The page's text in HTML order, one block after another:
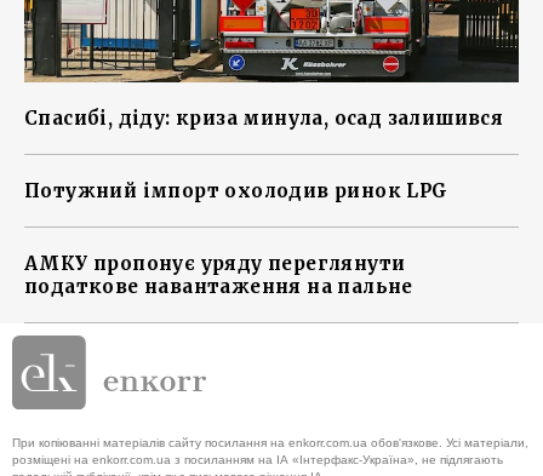
Спасибі, діду: криза минула, осад залишився
Потужний імпорт охолодив ринок LPG
АМКУ пропонує уряду переглянути
податкове навантаження на пальне
При копіюванні матеріалів сайту посилання на enkorr.com.ua обов'язкове. Усі матеріали,
розміщені на enkorr.com.ua з посиланням на ІА «Інтерфакс-Україна», не підлягають